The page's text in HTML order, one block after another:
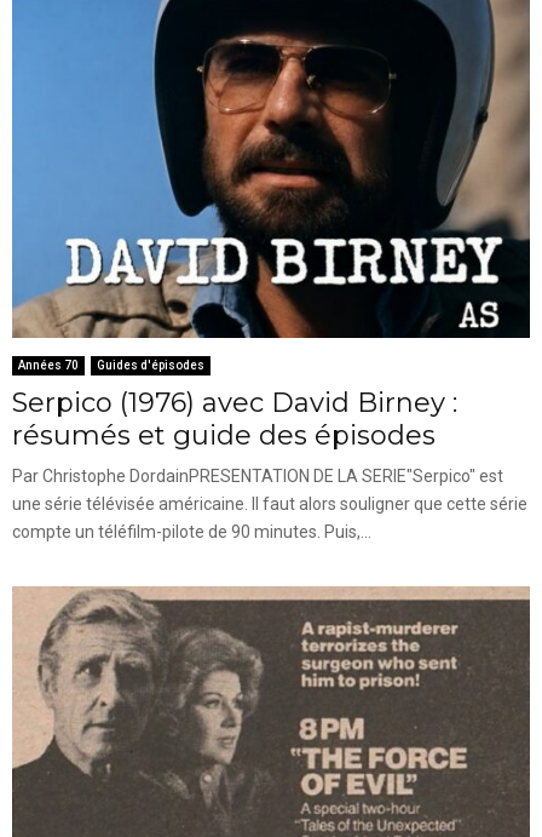
Années 70 Guides d'épisodes
Serpico (1976) avec David Birney :
résumés et guide des épisodes
Par Christophe DordainPRESENTATION DE LA SERIE"Serpico" est
une série télévisée américaine. Il faut alors souligner que cette série
compte un téléfilm-pilote de 90 minutes. Puis,...